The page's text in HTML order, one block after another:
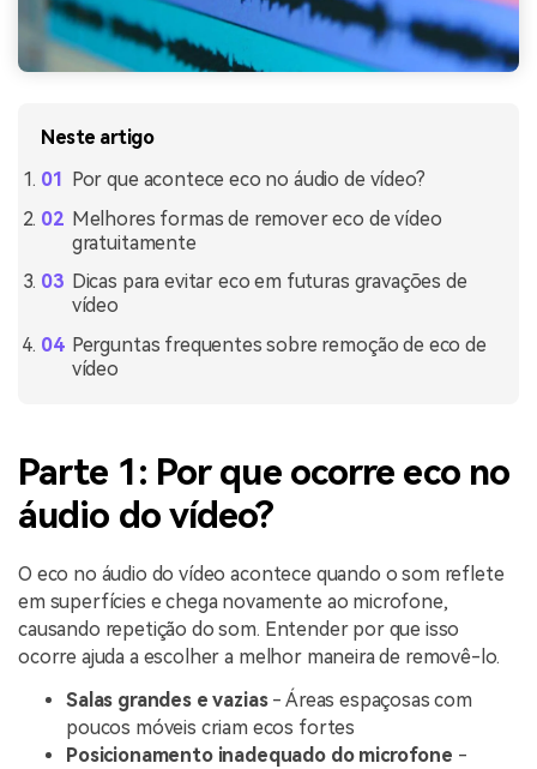
Neste artigo
Por que acontece eco no áudio de vídeo?
Melhores formas de remover eco de vídeo
gratuitamente
Dicas para evitar eco em futuras gravações de
vídeo
Perguntas frequentes sobre remoção de eco de
vídeo
Parte 1: Por que ocorre eco no
áudio do vídeo?
O eco no áudio do vídeo acontece quando o som reflete
em superfícies e chega novamente ao microfone,
causando repetição do som. Entender por que isso
ocorre ajuda a escolher a melhor maneira de removê-lo.
Salas grandes e vazias- Áreas espaçosas com
poucos móveis criam ecos fortes
Posicionamento inadequado do microfone -